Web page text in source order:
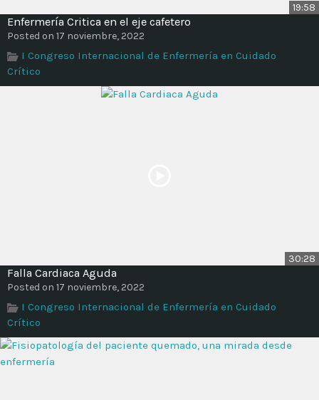
19:58
Enfermería Critica en el eje cafetero
Posted on 17 noviembre, 2022
I Congreso Internacional de Enfermería en Cuidado
Crítico
30:28
Falla Cardiaca Aguda
Posted on 17 noviembre, 2022
I Congreso Internacional de Enfermería en Cuidado
Crítico